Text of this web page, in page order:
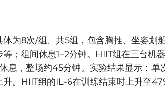
为8次/组、共5组，包含胸推、坐姿划
；组间休息1–2分钟。HIIT组在三台机
息，整场约45分钟。实验结果显示：单
升。HIIT组的IL-6在训练结束时上升至